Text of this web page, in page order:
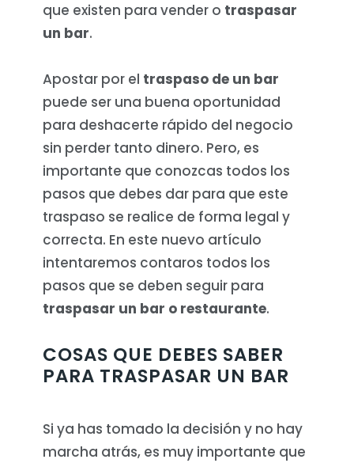
que existen para vender o traspasar
un bar.
Apostar por el traspaso de un bar
puede ser una buena oportunidad
para deshacerte rápido del negocio
sin perder tanto dinero. Pero, es
importante que conozcas todos los
pasos que debes dar para que este
traspaso se realice de forma legal y
correcta. En este nuevo artículo
intentaremos contaros todos los
pasos que se deben seguir para
traspasar un bar o restaurante.
COSAS QUE DEBES SABER
PARA TRASPASAR UN BAR
Si ya has tomado la decisión y no hay
marcha atrás, es muy importante que